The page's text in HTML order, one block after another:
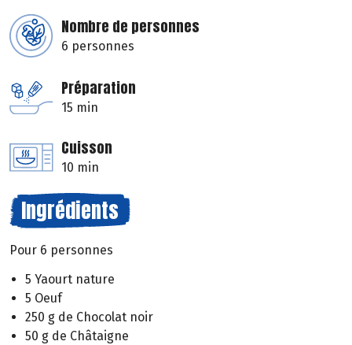
Nombre de personnes
6 personnes
Préparation
15 min
Cuisson
10 min
Ingrédients
Pour 6 personnes
5 Yaourt nature
5 Oeuf
250 g de Chocolat noir
50 g de Châtaigne